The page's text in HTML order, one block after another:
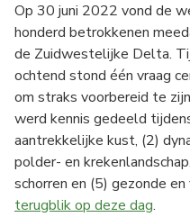
Op 30 juni 2022 vond de
honderd betrokkenen
de Zuidwestelijke Delta.
ochtend stond één vraag
om straks voorbereid te
werd kennis gedeeld
aantrekkelijke kust, (2)
polder- en
schorren en (5) gezonde
terugblik op deze dag.